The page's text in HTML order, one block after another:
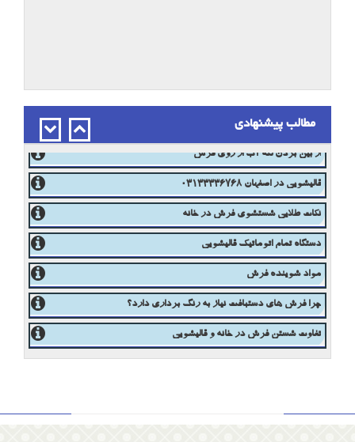
مطالب پیشنهادی
شستشویی فرش مدرن
از بین بردن لکه آب از روی فرش
قالیشویی در اصفهان 03133336768
نکات طلایی شستشوی فرش در خانه
دستگاه تمام اتوماتیک قالیشویی
مواد شوینده فرش
چرا فرش های دستبافت نیاز به رنگ برداری دارد؟